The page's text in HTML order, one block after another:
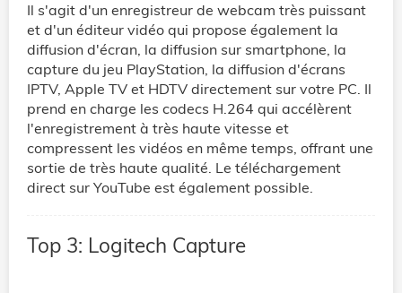
Il s'agit d'un enregistreur de webcam très puissant
et d'un éditeur vidéo qui propose également la
diffusion d'écran, la diffusion sur smartphone, la
capture du jeu PlayStation, la diffusion d'écrans
IPTV, Apple TV et HDTV directement sur votre PC. Il
prend en charge les codecs H.264 qui accélèrent
l'enregistrement à très haute vitesse et
compressent les vidéos en même temps, offrant une
sortie de très haute qualité. Le téléchargement
direct sur YouTube est également possible.
Top 3: Logitech Capture